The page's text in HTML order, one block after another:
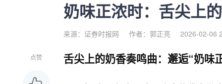
奶味正浓时：舌尖上
来源：证券时报网 作者：郭正亮 2026-02-06
点赞 舌尖上的奶香奏鸣曲：邂逅“奶味